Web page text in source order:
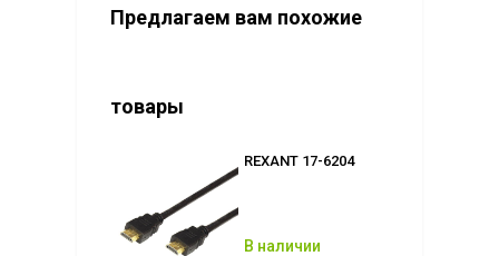
Предлагаем вам похожие
товары
REXANT 17-6204
В наличии